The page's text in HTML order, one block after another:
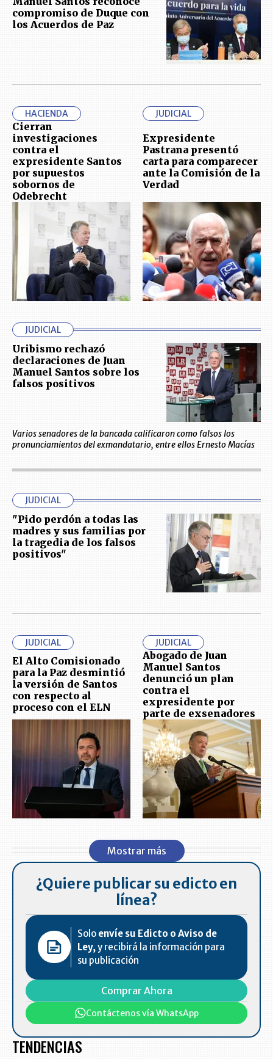
compromiso de Duque con
los Acuerdos de Paz
HACIENDA
Cierran
investigaciones
contra el
expresidente Santos
por supuestos
sobornos de
Odebrecht
JUDICIAL
Expresidente
Pastrana presentó
carta para comparecer
ante la Comisión de la
Verdad
JUDICIAL
Uribismo rechazó
declaraciones de Juan
Manuel Santos sobre los
falsos positivos
Varios senadores de la bancada calificaron como falsos los
pronunciamientos del exmandatario, entre ellos Ernesto Macías
JUDICIAL
"Pido perdón a todas las
madres y sus familias por
la tragedia de los falsos
positivos"
JUDICIAL
El Alto Comisionado
para la Paz desmintió
la versión de Santos
con respecto al
proceso con el ELN
JUDICIAL
Abogado de Juan
Manuel Santos
denunció un plan
contra el
expresidente por
parte de exsenadores
Mostrar más
¿Quiere publicar su edicto en
línea?
Solo envíe su Edicto o Aviso de
Ley, y recibirá la información para
su publicación
Comprar Ahora
Contáctenos vía WhatsApp
TENDENCIAS